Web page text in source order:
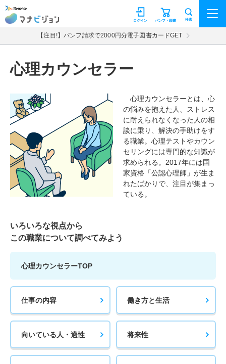
マナビジョン パンフ・願書
ログイン 検索
【注目!】パンフ請求で2000円分電子図書カードGET
心理カウンセラー
心理カウンセラーとは、心
の悩みを抱えた人、ストレス
に耐えられなくなった人の相
談に乗り、解決の手助けをす
る職業。心理テストやカウン
セリングには専門的な知識が
求められる。2017年には国
家資格「公認心理師」が生ま
れたばかりで、注目が集まっ
ている。
いろいろな視点から
この職業について調べてみよう
心理カウンセラーTOP
仕事の内容 働き方と生活
向いている人・適性 将来性